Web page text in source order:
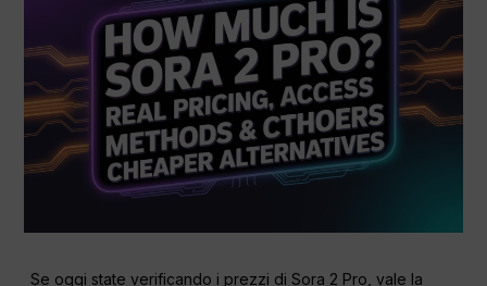
Se oggi state verificando i prezzi di Sora 2 Pro, vale la